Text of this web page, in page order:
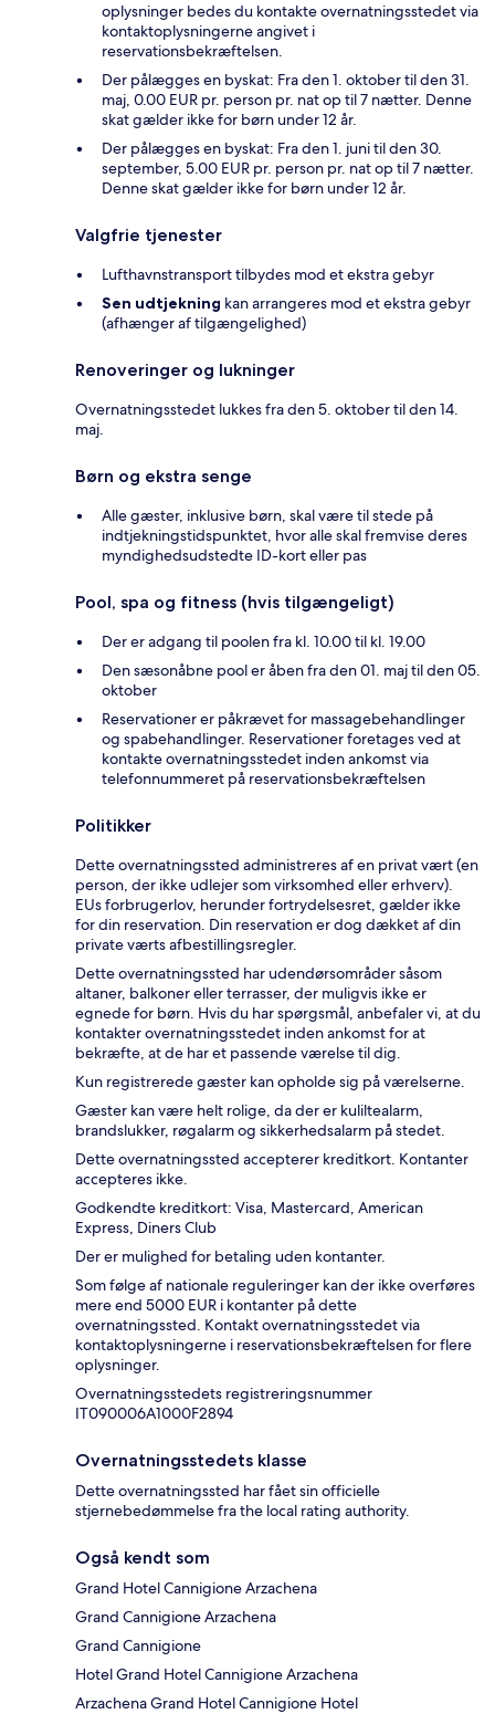
oplysninger bedes du kontakte overnatningsstedet via
kontaktoplysningerne angivet i
reservationsbekræftelsen.
Der pålægges en byskat: Fra den 1. oktober til den 31.
maj, 0.00 EUR pr. person pr. nat op til 7 nætter. Denne
skat gælder ikke for børn under 12 år.
Der pålægges en byskat: Fra den 1. juni til den 30.
september, 5.00 EUR pr. person pr. nat op til 7 nætter.
Denne skat gælder ikke for børn under 12 år.
Valgfrie tjenester
Lufthavnstransport tilbydes mod et ekstra gebyr
Sen udtjekning kan arrangeres mod et ekstra gebyr
(afhænger af tilgængelighed)
Renoveringer og lukninger
Overnatningsstedet lukkes fra den 5. oktober til den 14.
maj.
Børn og ekstra senge
Alle gæster, inklusive børn, skal være til stede på
indtjekningstidspunktet, hvor alle skal fremvise deres
myndighedsudstedte ID-kort eller pas
Pool, spa og fitness (hvis tilgængeligt)
Der er adgang til poolen fra kl. 10.00 til kl. 19.00
Den sæsonåbne pool er åben fra den 01. maj til den 05.
oktober
Reservationer er påkrævet for massagebehandlinger
og spabehandlinger. Reservationer foretages ved at
kontakte overnatningsstedet inden ankomst via
telefonnummeret på reservationsbekræftelsen
Politikker
Dette overnatningssted administreres af en privat vært (en
person, der ikke udlejer som virksomhed eller erhverv).
EUs forbrugerlov, herunder fortrydelsesret, gælder ikke
for din reservation. Din reservation er dog dækket af din
private værts afbestillingsregler.
Dette overnatningssted har udendørsområder såsom
altaner, balkoner eller terrasser, der muligvis ikke er
egnede for børn. Hvis du har spørgsmål, anbefaler vi, at du
kontakter overnatningsstedet inden ankomst for at
bekræfte, at de har et passende værelse til dig.
Kun registrerede gæster kan opholde sig på værelserne.
Gæster kan være helt rolige, da der er kuliltealarm,
brandslukker, røgalarm og sikkerhedsalarm på stedet.
Dette overnatningssted accepterer kreditkort. Kontanter
accepteres ikke.
Godkendte kreditkort: Visa, Mastercard, American
Express, Diners Club
Der er mulighed for betaling uden kontanter.
Som følge af nationale reguleringer kan der ikke overføres
mere end 5000 EUR i kontanter på dette
overnatningssted. Kontakt overnatningsstedet via
kontaktoplysningerne i reservationsbekræftelsen for flere
oplysninger.
Overnatningsstedets registreringsnummer
IT090006A1000F2894
Overnatningsstedets klasse
Dette overnatningssted har fået sin officielle
stjernebedømmelse fra the local rating authority.
Også kendt som
Grand Hotel Cannigione Arzachena
Grand Cannigione Arzachena
Grand Cannigione
Hotel Grand Hotel Cannigione Arzachena
Arzachena Grand Hotel Cannigione Hotel